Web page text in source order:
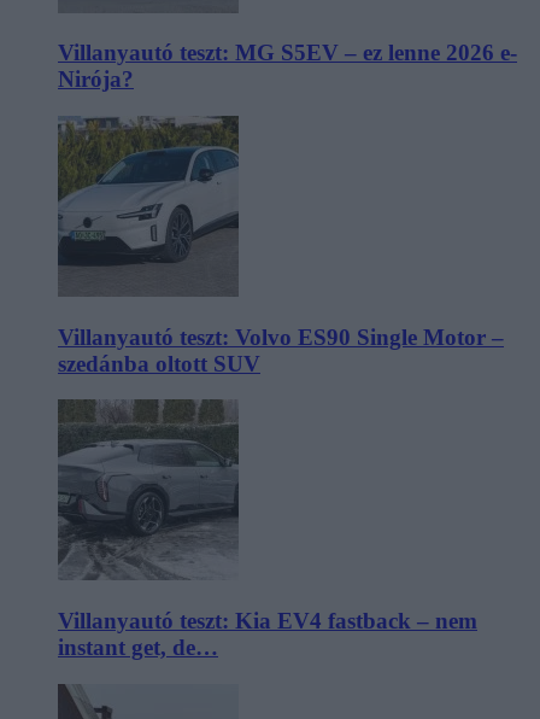
Villanyautó teszt: MG S5EV – ez lenne 2026 e-
Nirója?
Villanyautó teszt: Volvo ES90 Single Motor –
szedánba oltott SUV
Villanyautó teszt: Kia EV4 fastback – nem
instant get, de…